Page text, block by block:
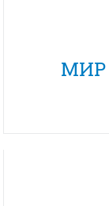
МИР